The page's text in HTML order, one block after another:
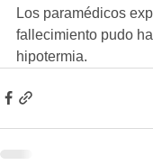
Los paramédicos
fallecimiento pudo
hipotermia.